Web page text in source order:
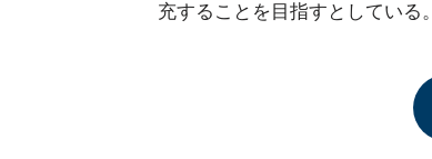
充することを目指すとしている。